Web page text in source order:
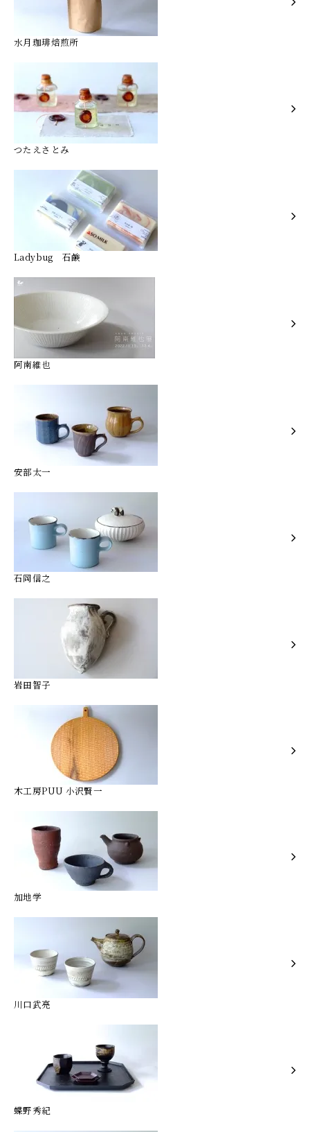
水月珈琲焙煎所
つたえさとみ
Ladybug 石鹸
阿南維也
安部太一
石岡信之
岩田智子
木工房PUU 小沢賢一
加地学
川口武亮
蝶野秀紀